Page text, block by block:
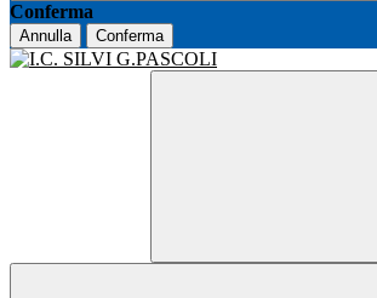
Conferma
Annulla Conferma